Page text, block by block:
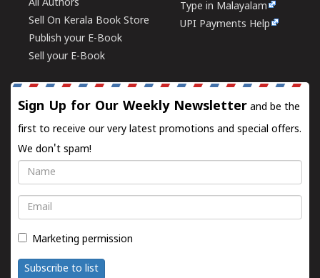
All Authors
Sell On Kerala Book Store
Publish your E-Book
Sell your E-Book
Type in Malayalam
UPI Payments Help
Sign Up for Our Weekly Newsletter and be the
first to receive our very latest promotions and special offers.
We don't spam!
Name
Email
Marketing permission
Subscribe to list